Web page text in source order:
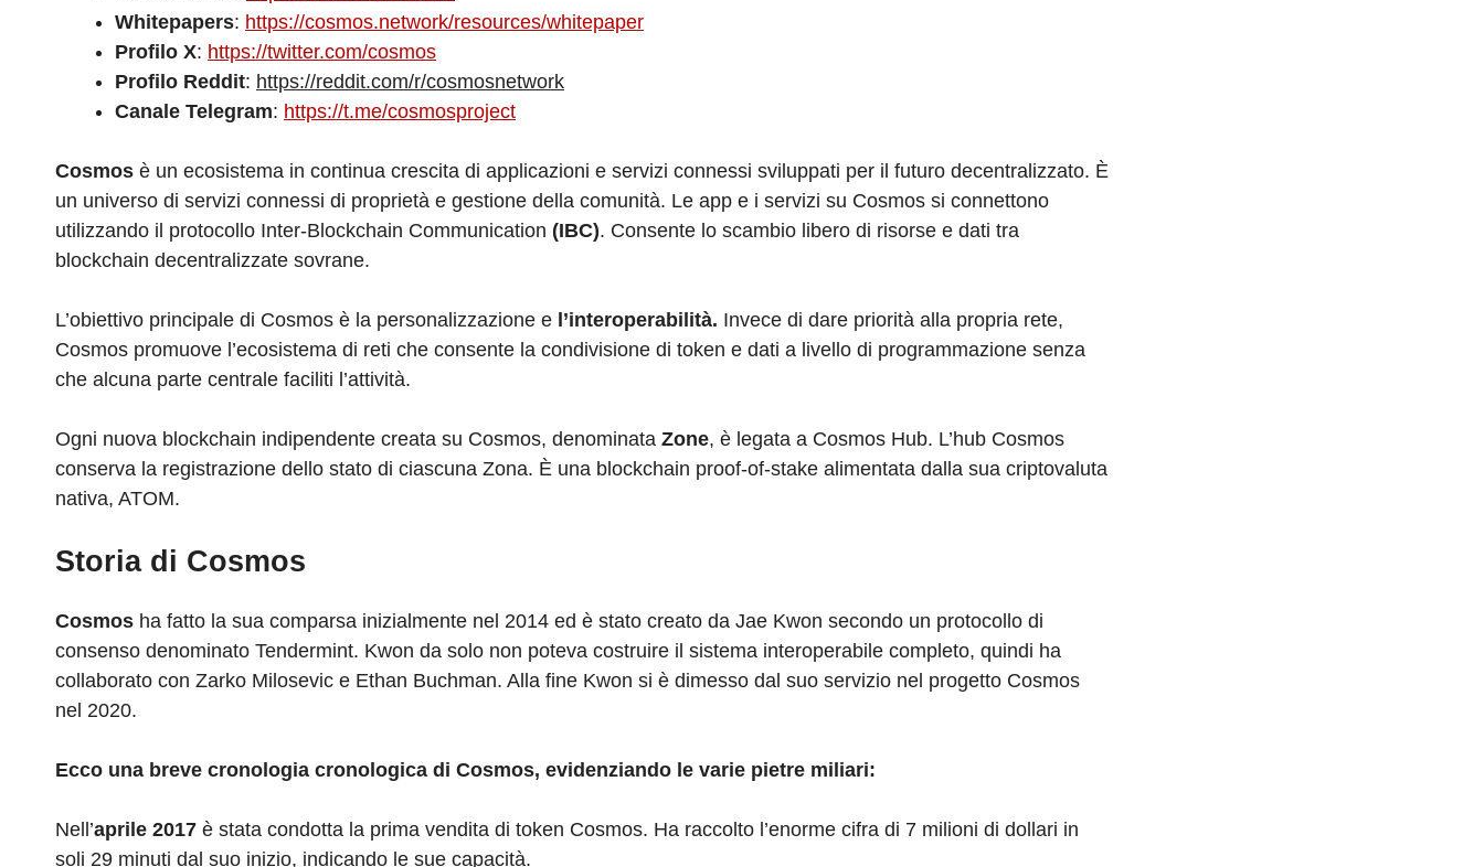
Whitepapers: https://cosmos.network/resources/whitepaper
Profilo X: https://twitter.com/cosmos
Profilo Reddit: https://reddit.com/r/cosmosnetwork
Canale Telegram: https://t.me/cosmosproject
Cosmos è un ecosistema in continua crescita di applicazioni e servizi connessi sviluppati per il futuro decentralizzato. È
un universo di servizi connessi di proprietà e gestione della comunità. Le app e i servizi su Cosmos si connettono
utilizzando il protocollo Inter-Blockchain Communication (IBC). Consente lo scambio libero di risorse e dati tra
blockchain decentralizzate sovrane.
L’obiettivo principale di Cosmos è la personalizzazione e l’interoperabilità. Invece di dare priorità alla propria rete,
Cosmos promuove l’ecosistema di reti che consente la condivisione di token e dati a livello di programmazione senza
che alcuna parte centrale faciliti l’attività.
Ogni nuova blockchain indipendente creata su Cosmos, denominata Zone, è legata a Cosmos Hub. L’hub Cosmos
conserva la registrazione dello stato di ciascuna Zona. È una blockchain proof-of-stake alimentata dalla sua criptovaluta
nativa, ATOM.
Storia di Cosmos
Cosmos ha fatto la sua comparsa inizialmente nel 2014 ed è stato creato da Jae Kwon secondo un protocollo di
consenso denominato Tendermint. Kwon da solo non poteva costruire il sistema interoperabile completo, quindi ha
collaborato con Zarko Milosevic e Ethan Buchman. Alla fine Kwon si è dimesso dal suo servizio nel progetto Cosmos
nel 2020.
Ecco una breve cronologia cronologica di Cosmos, evidenziando le varie pietre miliari:
Nell’aprile 2017 è stata condotta la prima vendita di token Cosmos. Ha raccolto l’enorme cifra di 7 milioni di dollari in
soli 29 minuti dal suo inizio, indicando le sue capacità.